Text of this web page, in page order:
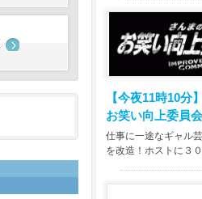
【今夜11時10分】
お笑い向上委員会
仕事に一途なギャル
を改造！ホストに３